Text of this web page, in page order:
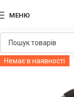
МЕНЮ
Немає в наявності